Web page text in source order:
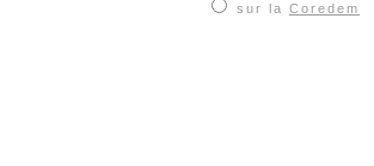
sur la Coredem